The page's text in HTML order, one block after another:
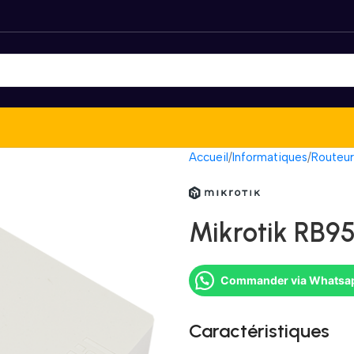
Accueil Informatiques
Mikrotik
Commander via
Caractéristiques